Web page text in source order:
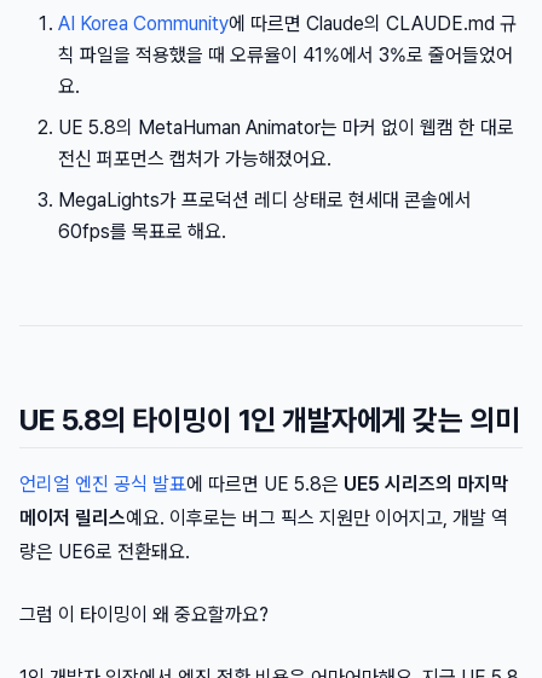
AI Korea Community에 따르면 Claude의 CLAUDE.md 규
칙 파일을 적용했을 때 오류율이 41%에서 3%로 줄어들었어
요.
UE 5.8의 MetaHuman Animator는 마커 없이 웹캠 한 대로
전신 퍼포먼스 캡처가 가능해졌어요.
MegaLights가 프로덕션 레디 상태로 현세대 콘솔에서
60fps를 목표로 해요.
UE 5.8의 타이밍이 1인 개발자에게 갖는 의미
언리얼 엔진 공식 발표에 따르면 UE 5.8은 UE5 시리즈의 마지막
메이저 릴리스예요. 이후로는 버그 픽스 지원만 이어지고, 개발 역
량은 UE6로 전환돼요.
그럼 이 타이밍이 왜 중요할까요?